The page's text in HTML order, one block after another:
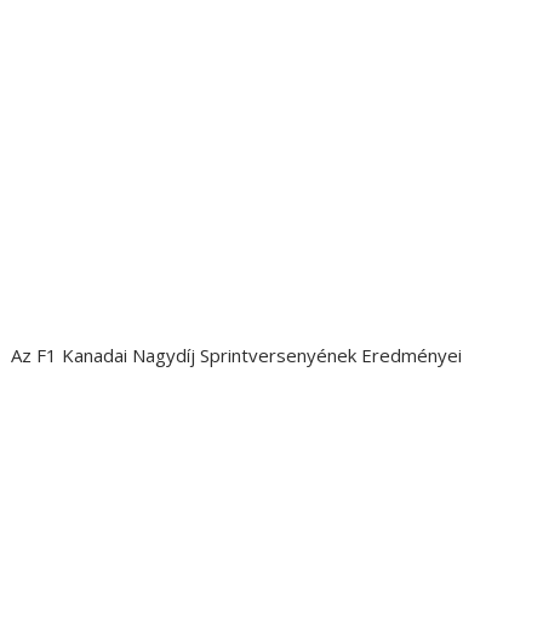
Az F1 Kanadai Nagydíj Sprintversenyének Eredményei